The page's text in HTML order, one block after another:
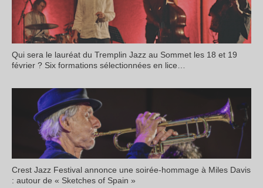
Qui sera le lauréat du Tremplin Jazz au Sommet les 18 et 19
février ? Six formations sélectionnées en lice…
Crest Jazz Festival annonce une soirée-hommage à Miles Davis
: autour de « Sketches of Spain »